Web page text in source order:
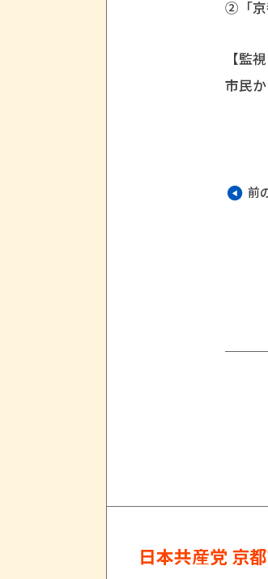
②「京
【監
市民
前
日本共産党 京